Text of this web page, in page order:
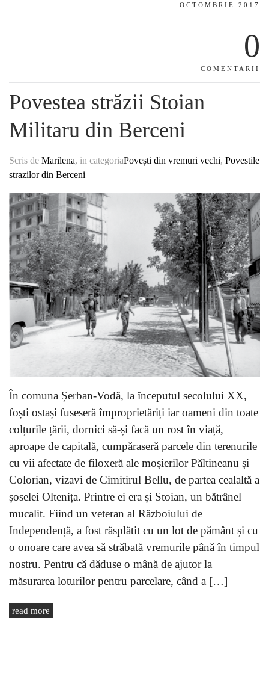
OCTOMBRIE 2017
0
COMENTARII
Povestea străzii Stoian
Militaru din Berceni
Scris de Marilena, in categoriaPovești din vremuri vechi, Povestile
strazilor din Berceni
În comuna Șerban-Vodă, la începutul secolului XX,
foști ostași fuseseră împroprietăriți iar oameni din toate
colțurile țării, dornici să-și facă un rost în viață,
aproape de capitală, cumpăraseră parcele din terenurile
cu vii afectate de filoxeră ale moșierilor Păltineanu și
Colorian, vizavi de Cimitirul Bellu, de partea cealaltă a
șoselei Oltenița. Printre ei era și Stoian, un bătrânel
mucalit. Fiind un veteran al Războiului de
Independență, a fost răsplătit cu un lot de pământ și cu
o onoare care avea să străbată vremurile până în timpul
nostru. Pentru că dăduse o mână de ajutor la
măsurarea loturilor pentru parcelare, când a […]
read more